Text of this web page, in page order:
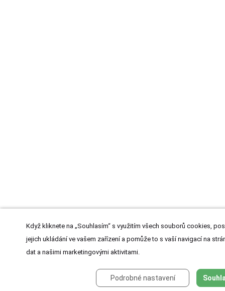
Když kliknete na „Souhlasím“ s využitím všech souborů cookies,
jejich ukládání ve vašem zařízení a pomůže to s vaší navigací na
dat a našimi marketingovými aktivitami.
Podrobné nastavení